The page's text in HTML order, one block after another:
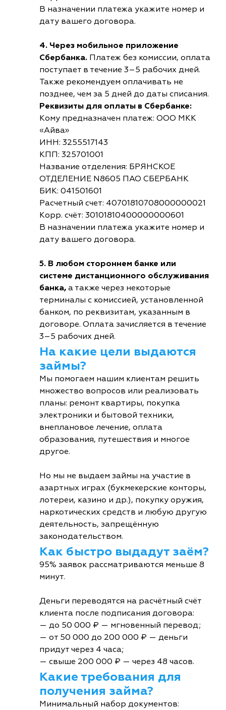
В назначении платежа укажите номер и
дату вашего договора.
4. Через мобильное приложение
Сбербанка. Платеж без комиссии, оплата
поступает в течение 3–5 рабочих дней.
Также рекомендуем оплачивать не
позднее, чем за 5 дней до даты списания.
Реквизиты для оплаты в Сбербанке:
Кому предназначен платеж: ООО МКК
«Айва»
ИНН: 3255517143
КПП: 325701001
Название отделения: БРЯНСКОЕ
ОТДЕЛЕНИЕ N8605 ПАО СБЕРБАНК
БИК: 041501601
Расчетный счет: 40701810708000000021
Корр. счёт: 30101810400000000601
В назначении платежа укажите номер и
дату вашего договора.
5. В любом стороннем банке или
системе дистанционного обслуживания
банка, а также через некоторые
терминалы с комиссией, установленной
банком, по реквизитам, указанным в
договоре. Оплата зачисляется в течение
3–5 рабочих дней.
На какие цели выдаются
займы?
Мы помогаем нашим клиентам решить
множество вопросов или реализовать
планы: ремонт квартиры, покупка
электроники и бытовой техники,
внеплановое лечение, оплата
образования, путешествия и многое
другое.
Но мы не выдаем займы на участие в
азартных играх (букмекерские конторы,
лотереи, казино и др.), покупку оружия,
наркотических средств и любую другую
деятельность, запрещённую
законодательством.
Как быстро выдадут заём?
95% заявок рассматриваются меньше 8
минут.
Деньги переводятся на расчётный счёт
клиента после подписания договора:
— до 50 000 ₽ — мгновенный перевод;
— от 50 000 до 200 000 ₽ — деньги
придут через 4 часа;
— свыше 200 000 ₽ — через 48 часов.
Какие требования для
получения займа?
Минимальный набор документов: